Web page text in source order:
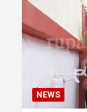
NEWS